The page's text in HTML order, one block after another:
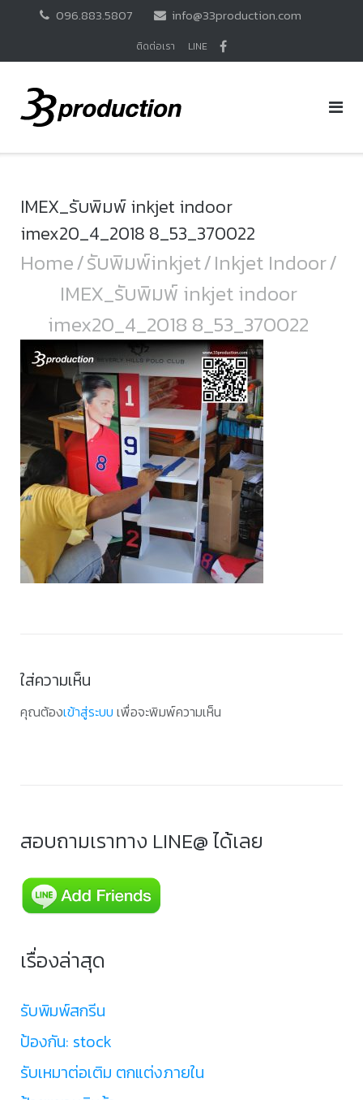
096.883.5807 info@33production.com
ติดต่อเรา LINE
IMEX_รับพิมพ์ inkjet indoor
imex20_4_2018 8_53_370022
Home/รับพิมพ์inkjet/Inkjet Indoor/
IMEX_รับพิมพ์ inkjet indoor
imex20_4_2018 8_53_370022
ใส่ความเห็น
คุณต้องเข้าสู่ระบบ เพื่อจะพิมพ์ความเห็น
สอบถามเราทาง LINE@ ได้เลย
เรื่องล่าสุด
รับพิมพ์สกรีน
ป้องกัน: stock
รับเหมาต่อเติม ตกแต่งภายใน